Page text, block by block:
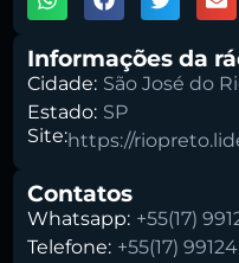
Informações da
Cidade: São José do
Estado: SP
Site:https://
Contatos
Whatsapp: +55(17)
Telefone: +55(17)